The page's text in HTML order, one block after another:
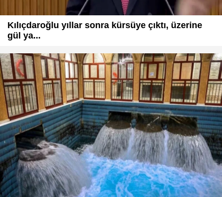
Kılıçdaroğlu yıllar sonra kürsüye çıktı, üzerine
gül ya...